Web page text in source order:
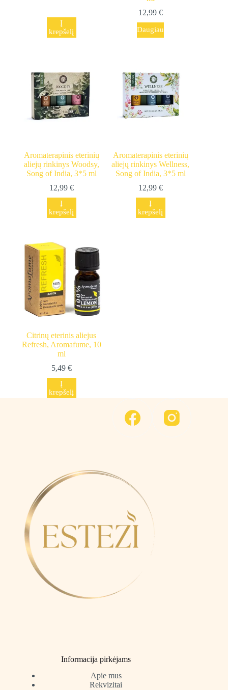
Į
krepšelį
12,99 €
Daugiau
Aromaterapinis eterinių
aliejų rinkinys Woodsy,
Song of India, 3*5 ml
12,99 €
Į
krepšelį
Aromaterapinis eterinių
aliejų rinkinys Wellness,
Song of India, 3*5 ml
12,99 €
Į
krepšelį
Citrinų eterinis aliejus
Refresh, Aromafume, 10
ml
5,49 €
Į
krepšelį
Informacija pirkėjams
Apie mus
Rekvizitai